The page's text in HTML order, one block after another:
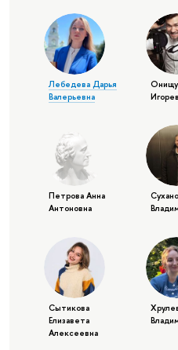
Лебедева Дарья
Валерьевна
Петрова Анна
Антоновна
Сытикова
Елизавета
Алексеевна